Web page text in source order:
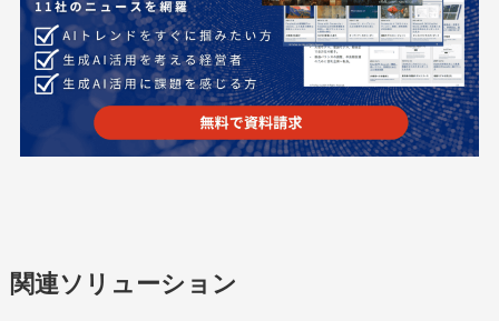
関連ソリューション